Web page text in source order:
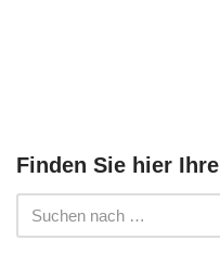
Finden Sie hier